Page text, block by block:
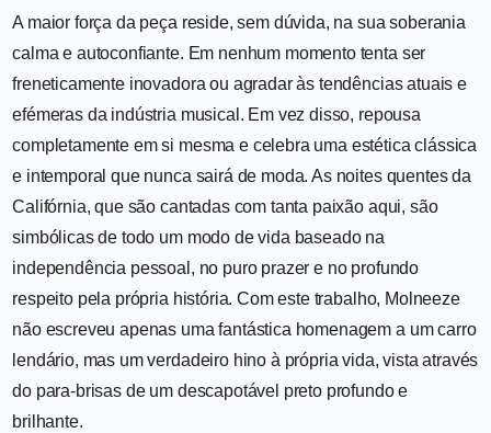
A maior força da peça reside, sem dúvida, na sua soberania
calma e autoconfiante. Em nenhum momento tenta ser
freneticamente inovadora ou agradar às tendências atuais e
efémeras da indústria musical. Em vez disso, repousa
completamente em si mesma e celebra uma estética clássica
e intemporal que nunca sairá de moda. As noites quentes da
Califórnia, que são cantadas com tanta paixão aqui, são
simbólicas de todo um modo de vida baseado na
independência pessoal, no puro prazer e no profundo
respeito pela própria história. Com este trabalho, Molneeze
não escreveu apenas uma fantástica homenagem a um carro
lendário, mas um verdadeiro hino à própria vida, vista através
do para-brisas de um descapotável preto profundo e
brilhante.